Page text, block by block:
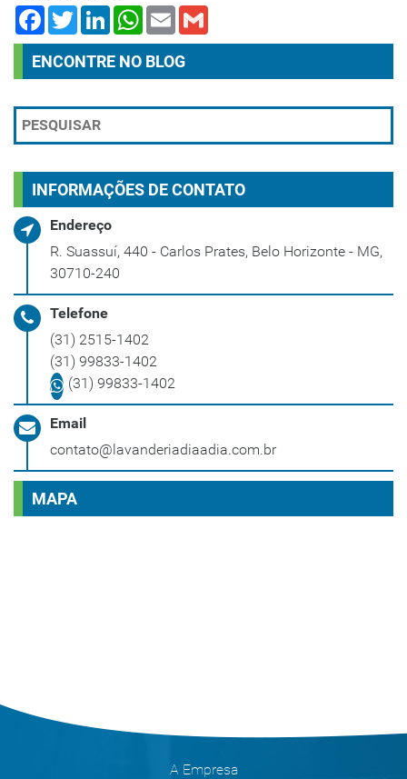
FacebookTwitterLinkedInWhatsApp
Email
ENCONTRE NO BLOG
INFORMAÇÕES DE CONTATO
Endereço
R. Suassuí, 440 - Carlos Prates, Belo Horizonte - MG,
30710-240
Telefone
(31) 2515-1402
(31) 99833-1402
(31) 99833-1402
Email
contato@lavanderiadiaadia.com.br
MAPA
A Empresa